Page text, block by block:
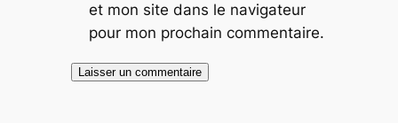
et mon site dans le navigateur
pour mon prochain commentaire.